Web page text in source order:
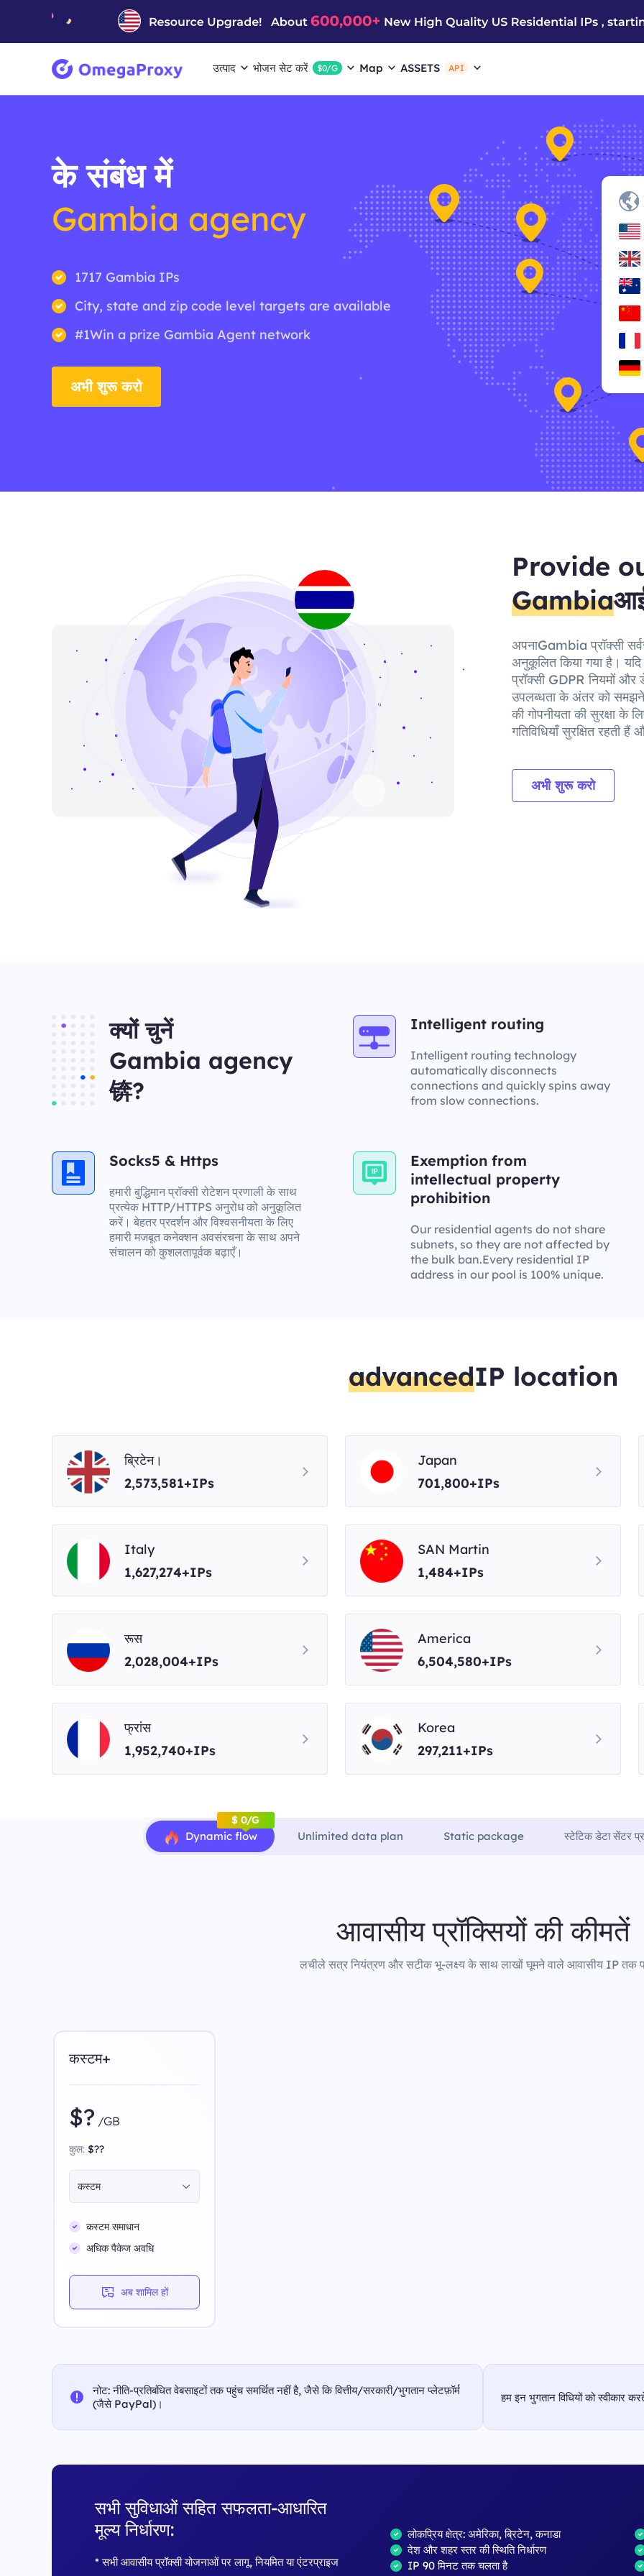
उत्पाद भोजन सेट करें $0/G Map ASSETS API
के संबंध में
Gambia agency
1717 Gambia IPs
City, state and zip code level targets are available
#1Win a prize Gambia Agent network
अभी शुरू करो
Provide
Gambia
अपनाGambia प्रॉक्सी
अनुकूलित किया गया है।
प्रॉक्सी GDPR नियमों और
उपलब्धता के अंतर को
की गोपनीयता की सुरक्षा
गतिविधियाँ सुरक्षित रहती
अभी शुरू करो
क्यों चुनें
Gambia agency
锛?
Intelligent routing
Intelligent routing technology
automatically disconnects
connections and quickly spins away
from slow connections.
Socks5 & Https
हमारी बुद्धिमान प्रॉक्सी रोटेशन प्रणाली के साथ
प्रत्येक HTTP/HTTPS अनुरोध को अनुकूलित
करें। बेहतर प्रदर्शन और विश्वसनीयता के लिए
हमारी मजबूत कनेक्शन अवसंरचना के साथ अपने
संचालन को कुशलतापूर्वक बढ़ाएँ।
Exemption from
intellectual property
prohibition
Our residential agents do not share
subnets, so they are not affected by
the bulk ban.Every residential IP
address in our pool is 100% unique.
advancedIP location
ब्रिटेन।
2,573,581+IPs
Japan
701,800+IPs
Italy
1,627,274+IPs
SAN Martin
1,484+IPs
रूस
2,028,004+IPs
America
6,504,580+IPs
फ्रांस
1,952,740+IPs
Korea
297,211+IPs
Dynamic flow
$ 0/G
Unlimited data plan Static package स्टेटिक डेटा सेंटर
आवासीय प्रॉक्सियों की कीमतें
लचीले सत्र नियंत्रण और सटीक भू-लक्ष्य के साथ लाखों घूमने वाले आवासीय IP तक
कस्टम+
$? /GB
कुल: $??
कस्टम
कस्टम समाधान
अधिक पैकेज अवधि
अब शामिल हों
नोट: नीति-प्रतिबंधित वेबसाइटों तक पहुंच समर्थित नहीं है, जैसे कि वित्तीय/सरकारी/भुगतान प्लेटफ़ॉर्म
(जैसे PayPal)।
हम इन भुगतान विधियों को स्वीकार
सभी सुविधाओं सहित सफलता-आधारित
मूल्य निर्धारण:
* सभी आवासीय प्रॉक्सी योजनाओं पर लागू, नियमित या एंटरप्राइज
लोकप्रिय क्षेत्र: अमेरिका, ब्रिटेन, कनाडा
देश और शहर स्तर की स्थिति निर्धारण
IP 90 मिनट तक चलता है